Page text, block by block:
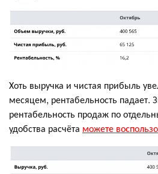
Хоть выручка и чистая прибыль
месяцем, рентабельность падает.
рентабельность продаж по
удобства расчёта можете